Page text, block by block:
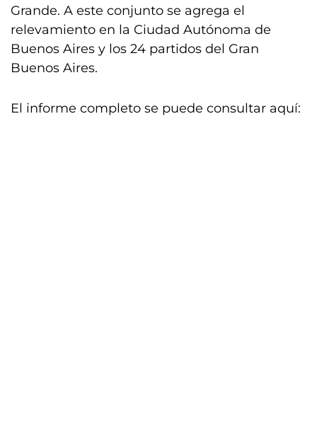
Grande. A este conjunto se agrega el
relevamiento en la Ciudad Autónoma de
Buenos Aires y los 24 partidos del Gran
Buenos Aires.
El informe completo se puede consultar aquí: